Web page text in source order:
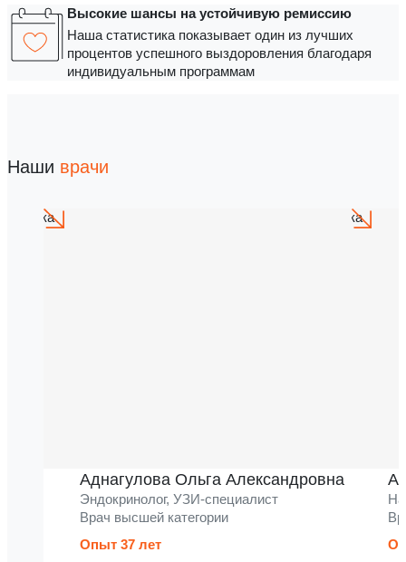
Высокие шансы на устойчивую ремиссию
Наша статистика показывает один из лучших
процентов успешного выздоровления благодаря
индивидуальным программам
Наши врачи
Аднагулова Ольга Александровна
Эндокринолог, УЗИ-специалист
Врач высшей категории
Опыт 37 лет